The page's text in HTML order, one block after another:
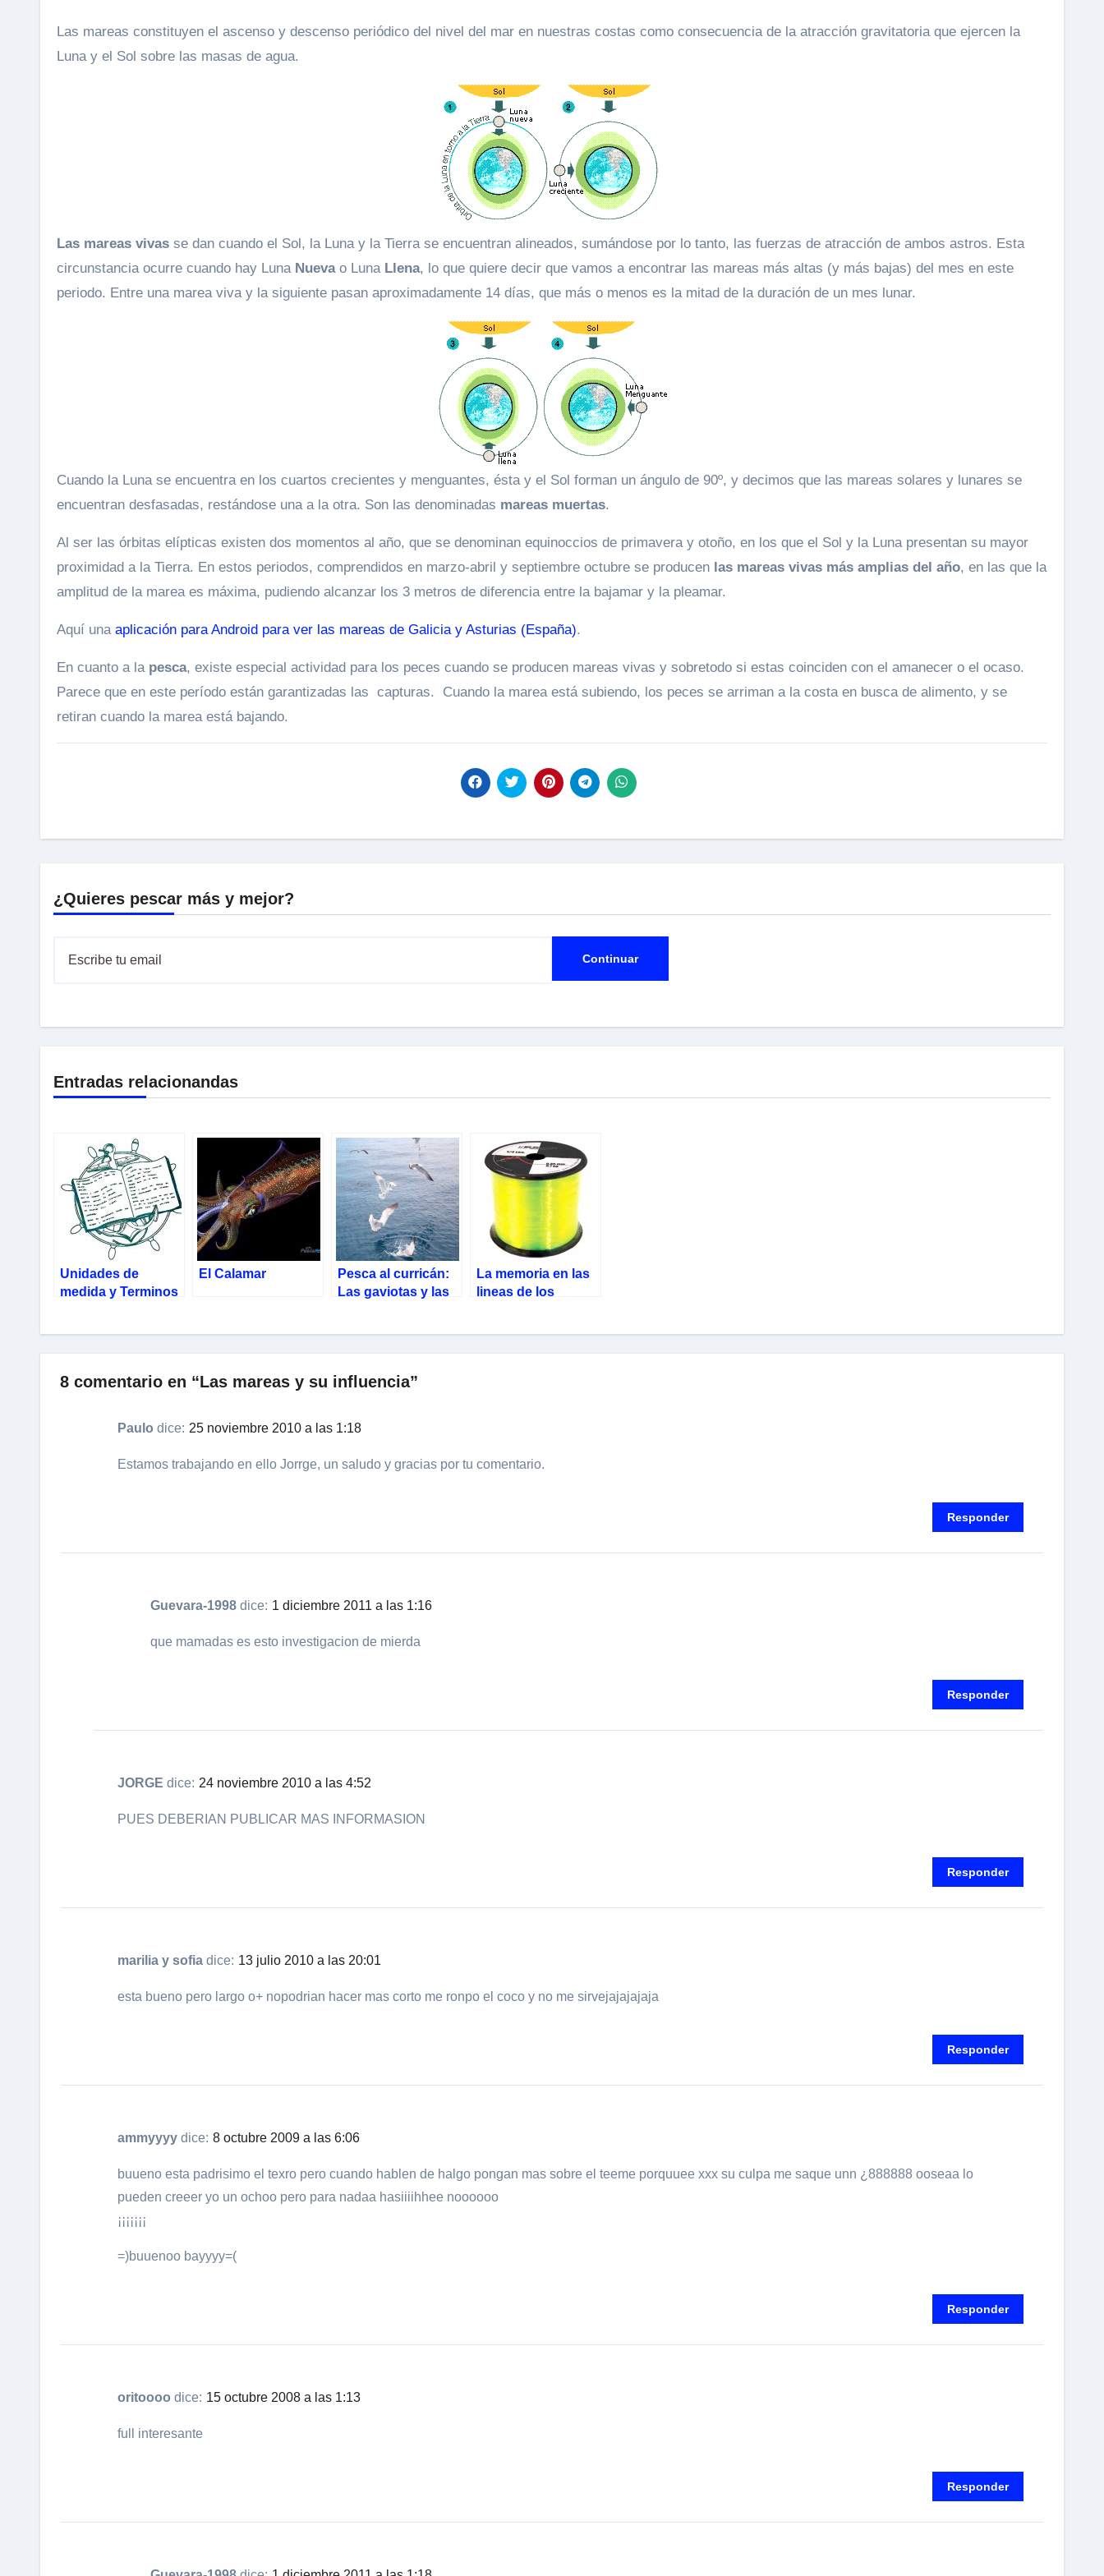
Las mareas constituyen el ascenso y descenso periódico del nivel del mar en nuestras costas como consecuencia de la atracción gravitatoria que ejercen la
Luna y el Sol sobre las masas de agua.
Las mareas vivas se dan cuando el Sol, la Luna y la Tierra se encuentran alineados, sumándose por lo tanto, las fuerzas de atracción de ambos astros. Esta
circunstancia ocurre cuando hay Luna Nueva o Luna Llena, lo que quiere decir que vamos a encontrar las mareas más altas (y más bajas) del mes en este
periodo. Entre una marea viva y la siguiente pasan aproximadamente 14 días, que más o menos es la mitad de la duración de un mes lunar.
Cuando la Luna se encuentra en los cuartos crecientes y menguantes, ésta y el Sol forman un ángulo de 90º, y decimos que las mareas solares y lunares se
encuentran desfasadas, restándose una a la otra. Son las denominadas mareas muertas.
Al ser las órbitas elípticas existen dos momentos al año, que se denominan equinoccios de primavera y otoño, en los que el Sol y la Luna presentan su mayor
proximidad a la Tierra. En estos periodos, comprendidos en marzo-abril y septiembre octubre se producen las mareas vivas más amplias del año, en las que la
amplitud de la marea es máxima, pudiendo alcanzar los 3 metros de diferencia entre la bajamar y la pleamar.
Aquí una aplicación para Android para ver las mareas de Galicia y Asturias (España).
En cuanto a la pesca, existe especial actividad para los peces cuando se producen mareas vivas y sobretodo si estas coinciden con el amanecer o el ocaso.
Parece que en este período están garantizadas las capturas. Cuando la marea está subiendo, los peces se arriman a la costa en busca de alimento, y se
retiran cuando la marea está bajando.
¿Quieres pescar más y mejor?
Entradas relacionandas
Unidades de
medida y Terminos
El Calamar
Pesca al curricán:
Las gaviotas y las
La memoria en las
lineas de los
8 comentario en “Las mareas y su influencia”
Paulo dice: 25 noviembre 2010 a las 1:18
Estamos trabajando en ello Jorrge, un saludo y gracias por tu comentario.
Responder
Guevara-1998 dice: 1 diciembre 2011 a las 1:16
que mamadas es esto investigacion de mierda
Responder
JORGE dice: 24 noviembre 2010 a las 4:52
PUES DEBERIAN PUBLICAR MAS INFORMASION
Responder
marilia y sofia dice: 13 julio 2010 a las 20:01
esta bueno pero largo o+ nopodrian hacer mas corto me ronpo el coco y no me sirvejajajajaja
Responder
ammyyyy dice: 8 octubre 2009 a las 6:06
buueno esta padrisimo el texro pero cuando hablen de halgo pongan mas sobre el teeme porquuee xxx su culpa me saque unn ¿888888 ooseaa lo
pueden creeer yo un ochoo pero para nadaa hasiiiihhee noooooo
¡¡¡¡¡¡¡
=)buuenoo bayyyy=(
Responder
oritoooo dice: 15 octubre 2008 a las 1:13
full interesante
Responder